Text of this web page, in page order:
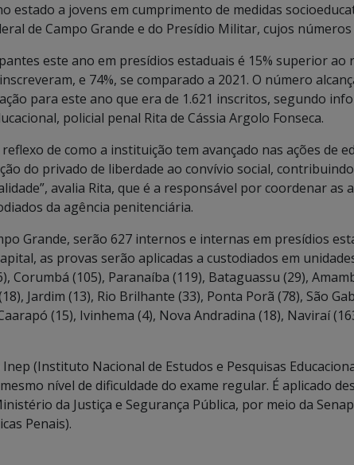
estado a jovens em cumprimento de medidas
de Campo Grande e do Presídio Militar, cujos
este ano em presídios estaduais é 15% superior ao
e 74%, se comparado a 2021. O número
para este ano que era de 1.621 inscritos, segundo
policial penal Rita de Cássia Argolo Fonseca.
reflexo de como a instituição tem avançado nas ações de
do privado de liberdade ao convívio social,
avalia Rita, que é a responsável por coordenar as
da agência penitenciária.
Grande, serão 627 internos e internas em presídios
as provas serão aplicadas a custodiados em
Corumbá (105), Paranaíba (119), Bataguassu (29),
Jardim (13), Rio Brilhante (33), Ponta Porã (78), São
(15), Ivinhema (4), Nova Andradina (18), Naviraí
(Instituto Nacional de Estudos e Pesquisas
nível de dificuldade do exame regular. É aplicado
da Justiça e Segurança Pública, por meio da
Penais).